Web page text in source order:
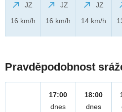
JZ
16 km/h
JZ
16 km/h
JZ
14 km/h
Pravděpodobnost
17:00
dnes
18:00
dnes